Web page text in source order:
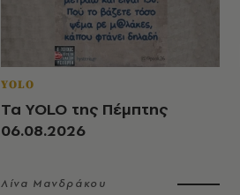
YOLO
Τα YOLO της Πέμπτης
06.08.2026
Λίνα Μανδράκου